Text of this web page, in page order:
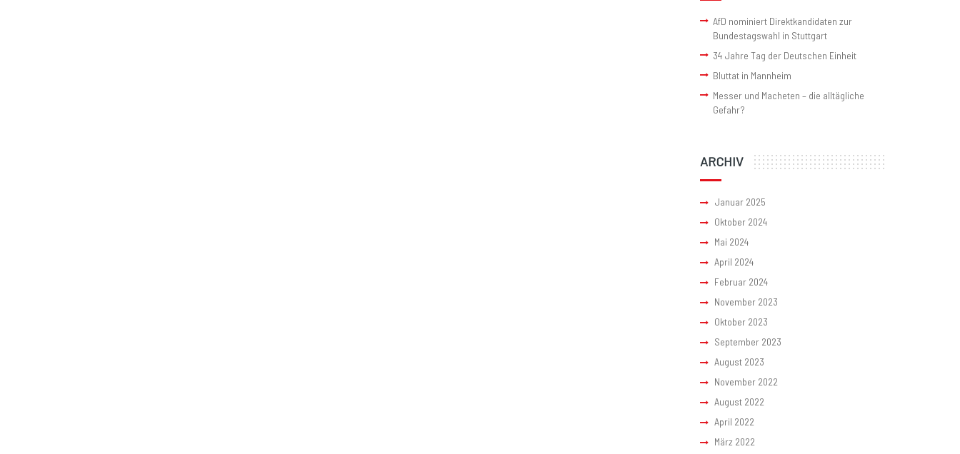
AfD nominiert Direktkandidaten zur
Bundestagswahl in Stuttgart
34 Jahre Tag der Deutschen Einheit
Bluttat in Mannheim
Messer und Macheten – die alltägliche
Gefahr?
ARCHIV
Januar 2025
Oktober 2024
Mai 2024
April 2024
Februar 2024
November 2023
Oktober 2023
September 2023
August 2023
November 2022
August 2022
April 2022
März 2022